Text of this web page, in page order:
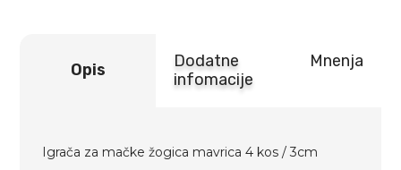
Opis
Dodatne
infomacije
Mnenja
Igrača za mačke žogica mavrica 4 kos / 3cm